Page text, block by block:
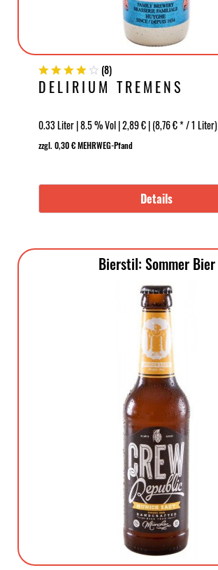
(8)
DELIRIUM TREMENS
0.33 Liter | 8.5 % Vol | 2,89 € | (8,76 € * / 1 Liter)
zzgl. 0,30 € MEHRWEG-Pfand
Details
Bierstil: Sommer Bier